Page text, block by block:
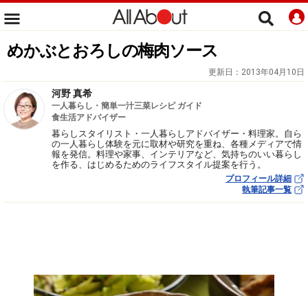
めかぶとおろしの梅肉ソース
更新日： 2013年04月10日
河野 真希
一人暮らし・簡単一汁三菜レシピ ガイド
食生活アドバイザー
暮らしスタイリスト・一人暮らしアドバイザー・料理家。自ら
の一人暮らし体験を元に取材や研究を重ね、各種メディアで情
報を発信。料理や家事、インテリアなど、気持ちのいい暮らし
を作る、はじめるためのライフスタイル提案を行う。
プロフィール詳細
執筆記事一覧